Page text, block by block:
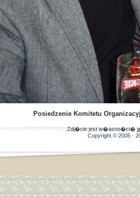
Posiedzenie Komitetu
Zdj�cie jest w�asno�ci�
Copyright © 2005 -